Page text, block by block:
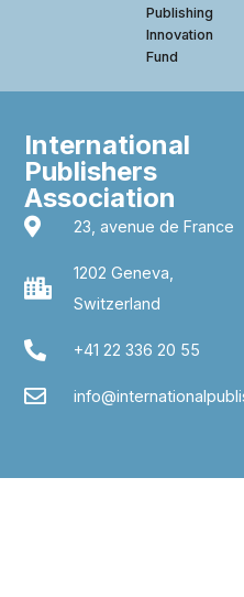
Publishing
Innovation
Fund
International
Publishers
Association
23, avenue de France
1202 Geneva,
Switzerland
+41 22 336 20 55